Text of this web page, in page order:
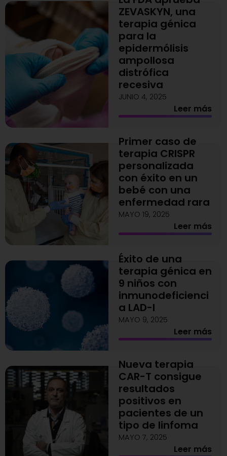
ZEVASKYN, una
terapia génica
para la
epidermólisis
ampollosa
distrófica
recesiva
JUNIO 4, 2025
Leer más
Primer caso de
terapia CRISPR
personalizada
con éxito en un
bebé con una
enfermedad rara
MAYO 19, 2025
Leer más
Éxito de una
terapia génica en
9 niños con
inmunodeficienci
a LAD-I
MAYO 9, 2025
Leer más
Nueva terapia
CAR-T consigue
resultados
positivos en
pacientes de un
tipo de linfoma
MAYO 7, 2025
Leer más